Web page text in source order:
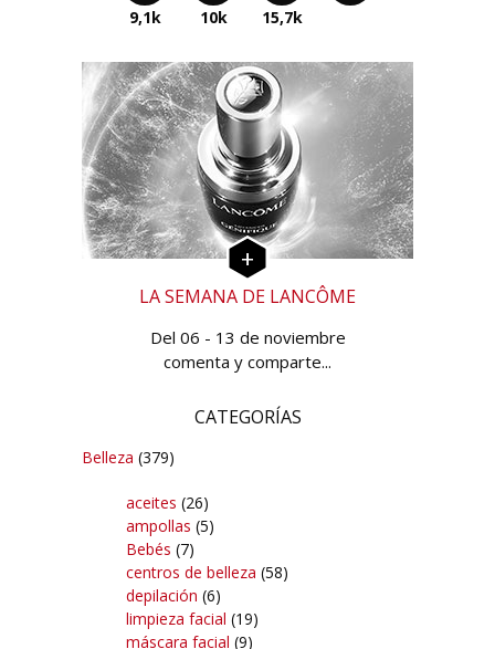
9,1k 10k 15,7k
LA SEMANA DE LANCÔME
Del 06 - 13 de noviembre
comenta y comparte...
CATEGORÍAS
Belleza (379)
aceites (26)
ampollas (5)
Bebés (7)
centros de belleza (58)
depilación (6)
limpieza facial (19)
máscara facial (9)